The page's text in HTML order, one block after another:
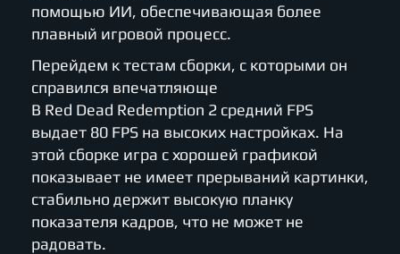
помощью ИИ, обеспечивающая более
плавный игровой процесс.
Перейдем к тестам сборки, с которыми он
справился впечатляюще
В Red Dead Redemption 2 средний FPS
выдает 80 FPS на высоких настройках. На
этой сборке игра с хорошей графикой
показывает не имеет прерываний картинки,
стабильно держит высокую планку
показателя кадров, что не может не
радовать.